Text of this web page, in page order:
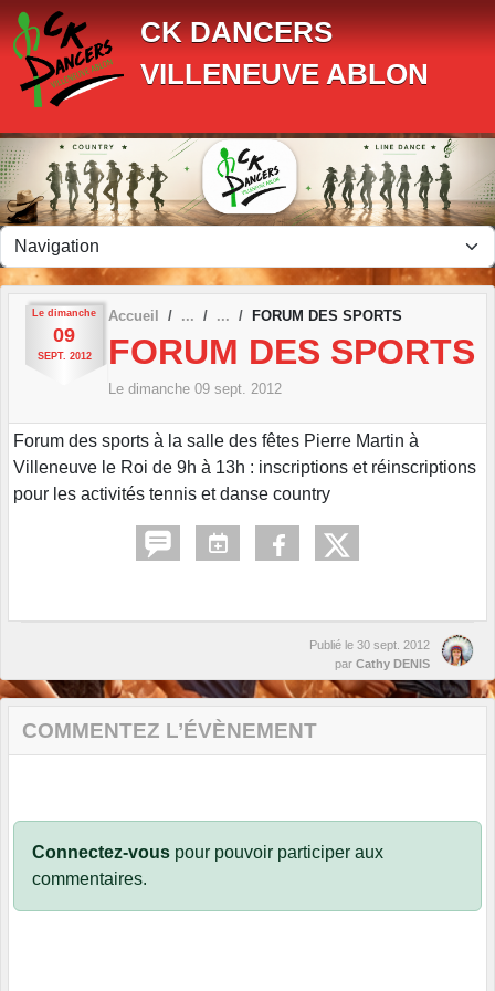
CK DANCERS
VILLENEUVE ABLON
Le dimanche
09
SEPT. 2012
Accueil FORUM DES SPORTS
FORUM DES SPORTS
Le dimanche 09 sept. 2012
Forum des sports à la salle des fêtes Pierre Martin à
Villeneuve le Roi de 9h à 13h : inscriptions et réinscriptions
pour les activités tennis et danse country
Publié le 30 sept. 2012
par Cathy DENIS
COMMENTEZ L’ÉVÈNEMENT
Connectez-vous pour pouvoir participer aux
commentaires.
Panneau de gestion des cookies